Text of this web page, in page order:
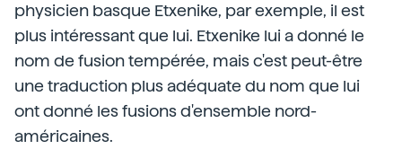
physicien basque Etxenike, par exemple, il est
plus intéressant que lui. Etxenike lui a donné le
nom de fusion tempérée, mais c'est peut-être
une traduction plus adéquate du nom que lui
ont donné les fusions d'ensemble nord-
américaines.